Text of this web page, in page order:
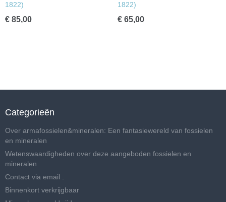
1822)
€ 85,00
1822)
€ 65,00
Categorieën
Over armafossielen&mineralen: Een fantasiewereld van fossielen
en mineralen
Wetenswaardigheden over deze aangeboden fossielen en
mineralen
Contact via email .
Binnenkort verkrijgbaar